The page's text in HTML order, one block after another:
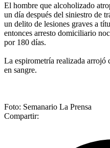
El hombre que alcoholizado
un día después del siniestro de
un delito de lesiones graves a
entonces arresto domiciliario
por 180 días.
La espirometría realizada arrojó
en sangre.
Foto: Semanario La Prensa
Compartir: